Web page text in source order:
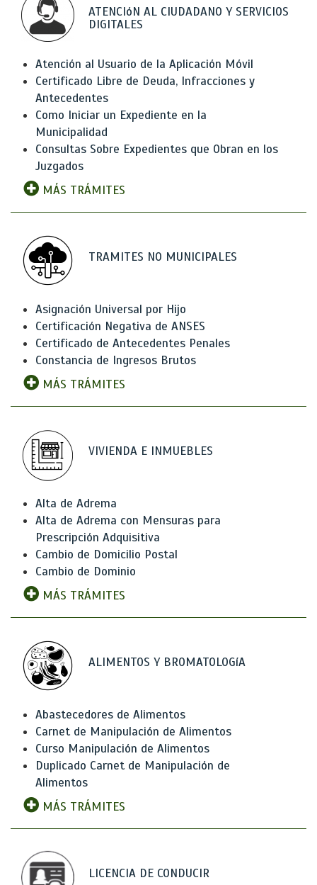
ATENCIóN AL CIUDADANO Y SERVICIOS
DIGITALES
Atención al Usuario de la Aplicación Móvil
Certificado Libre de Deuda, Infracciones y
Antecedentes
Como Iniciar un Expediente en la
Municipalidad
Consultas Sobre Expedientes que Obran en los
Juzgados
MÁS TRÁMITES
TRAMITES NO MUNICIPALES
Asignación Universal por Hijo
Certificación Negativa de ANSES
Certificado de Antecedentes Penales
Constancia de Ingresos Brutos
MÁS TRÁMITES
VIVIENDA E INMUEBLES
Alta de Adrema
Alta de Adrema con Mensuras para
Prescripción Adquisitiva
Cambio de Domicilio Postal
Cambio de Dominio
MÁS TRÁMITES
ALIMENTOS Y BROMATOLOGíA
Abastecedores de Alimentos
Carnet de Manipulación de Alimentos
Curso Manipulación de Alimentos
Duplicado Carnet de Manipulación de
Alimentos
MÁS TRÁMITES
LICENCIA DE CONDUCIR